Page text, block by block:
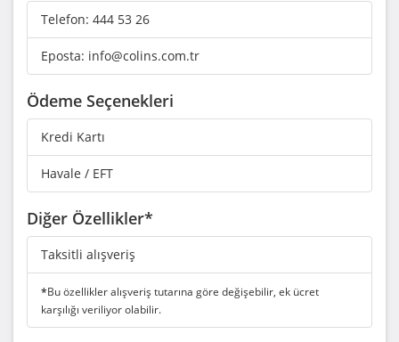
Telefon: 444 53 26
Eposta: info@colins.com.tr
Ödeme Seçenekleri
Kredi Kartı
Havale / EFT
Diğer Özellikler*
Taksitli alışveriş
*Bu özellikler alışveriş tutarına göre değişebilir, ek ücret
karşılığı veriliyor olabilir.